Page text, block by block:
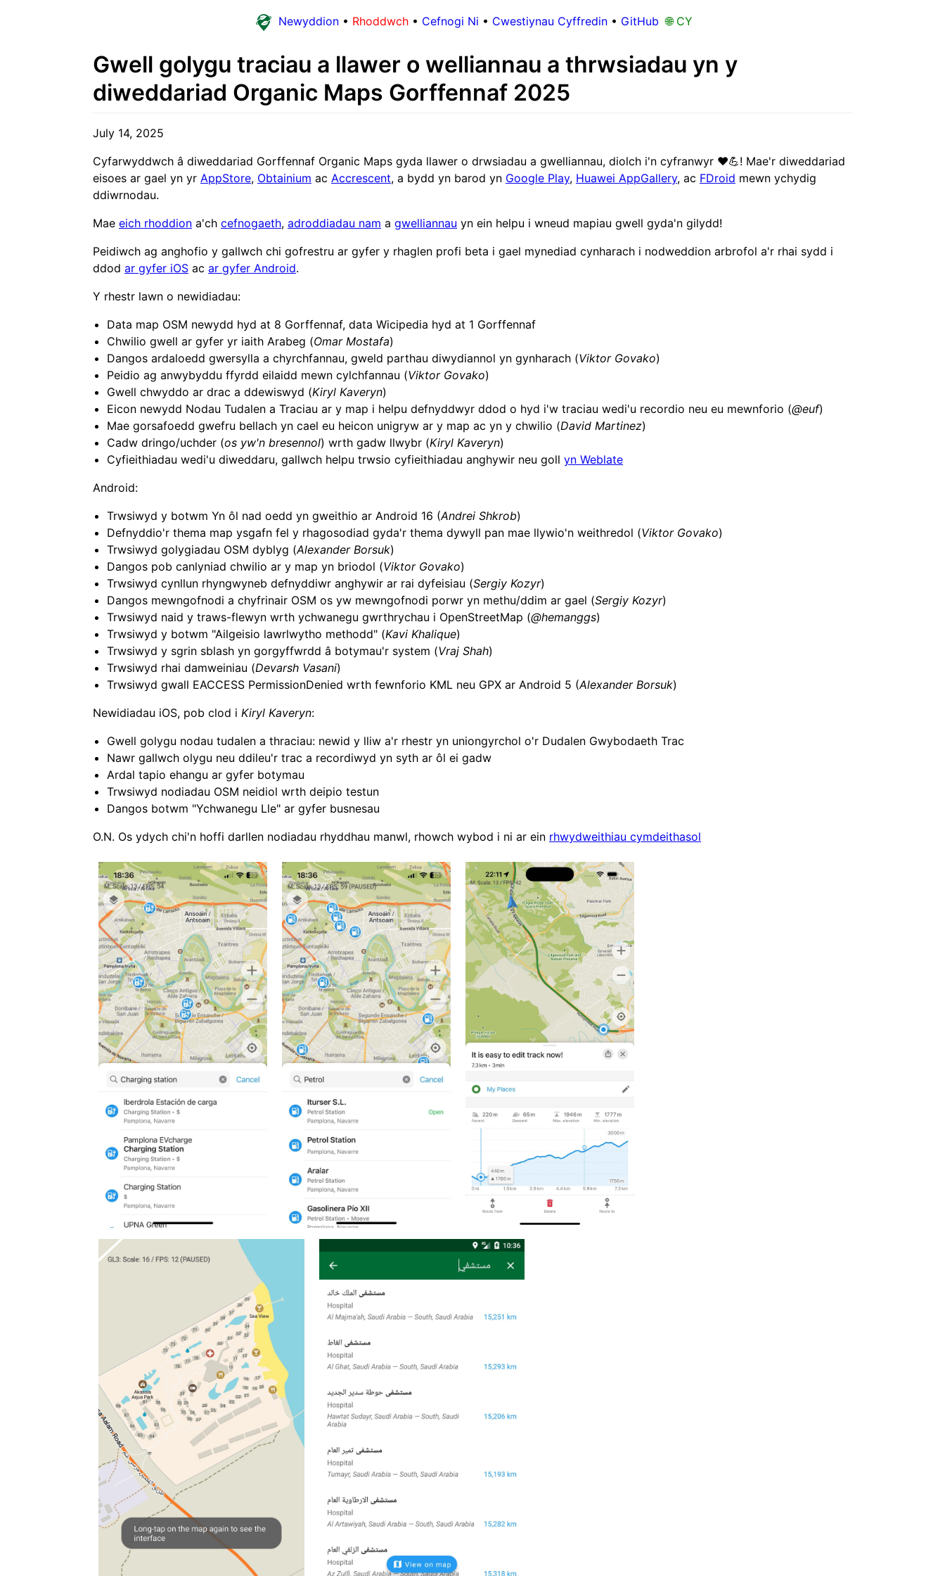
Newyddion • Rhoddwch • Cefnogi Ni • Cwestiynau Cyffredin • GitHub 🌐 CY
Gwell golygu traciau a llawer o welliannau a thrwsiadau yn y
diweddariad Organic Maps Gorffennaf 2025
July 14, 2025
Cyfarwyddwch â diweddariad Gorffennaf Organic Maps gyda llawer o drwsiadau a gwelliannau, diolch i'n cyfranwyr ❤️💪! Mae'r diweddariad
eisoes ar gael yn yr AppStore, Obtainium ac Accrescent, a bydd yn barod yn Google Play, Huawei AppGallery, ac FDroid mewn ychydig
ddiwrnodau.
Mae eich rhoddion a'ch cefnogaeth, adroddiadau nam a gwelliannau yn ein helpu i wneud mapiau gwell gyda'n gilydd!
Peidiwch ag anghofio y gallwch chi gofrestru ar gyfer y rhaglen profi beta i gael mynediad cynharach i nodweddion arbrofol a'r rhai sydd i
ddod ar gyfer iOS ac ar gyfer Android.
Y rhestr lawn o newidiadau:
Data map OSM newydd hyd at 8 Gorffennaf, data Wicipedia hyd at 1 Gorffennaf
Chwilio gwell ar gyfer yr iaith Arabeg (Omar Mostafa)
Dangos ardaloedd gwersylla a chyrchfannau, gweld parthau diwydiannol yn gynharach (Viktor Govako)
Peidio ag anwybyddu ffyrdd eilaidd mewn cylchfannau (Viktor Govako)
Gwell chwyddo ar drac a ddewiswyd (Kiryl Kaveryn)
Eicon newydd Nodau Tudalen a Traciau ar y map i helpu defnyddwyr ddod o hyd i'w traciau wedi'u recordio neu eu mewnforio (@euf)
Mae gorsafoedd gwefru bellach yn cael eu heicon unigryw ar y map ac yn y chwilio (David Martinez)
Cadw dringo/uchder (os yw'n bresennol) wrth gadw llwybr (Kiryl Kaveryn)
Cyfieithiadau wedi'u diweddaru, gallwch helpu trwsio cyfieithiadau anghywir neu goll yn Weblate
Android:
Trwsiwyd y botwm Yn ôl nad oedd yn gweithio ar Android 16 (Andrei Shkrob)
Defnyddio'r thema map ysgafn fel y rhagosodiad gyda'r thema dywyll pan mae llywio'n weithredol (Viktor Govako)
Trwsiwyd golygiadau OSM dyblyg (Alexander Borsuk)
Dangos pob canlyniad chwilio ar y map yn briodol (Viktor Govako)
Trwsiwyd cynllun rhyngwyneb defnyddiwr anghywir ar rai dyfeisiau (Sergiy Kozyr)
Dangos mewngofnodi a chyfrinair OSM os yw mewngofnodi porwr yn methu/ddim ar gael (Sergiy Kozyr)
Trwsiwyd naid y traws-flewyn wrth ychwanegu gwrthrychau i OpenStreetMap (@hemanggs)
Trwsiwyd y botwm "Ailgeisio lawrlwytho methodd" (Kavi Khalique)
Trwsiwyd y sgrin sblash yn gorgyffwrdd â botymau'r system (Vraj Shah)
Trwsiwyd rhai damweiniau (Devarsh Vasani)
Trwsiwyd gwall EACCESS PermissionDenied wrth fewnforio KML neu GPX ar Android 5 (Alexander Borsuk)
Newidiadau iOS, pob clod i Kiryl Kaveryn:
Gwell golygu nodau tudalen a thraciau: newid y lliw a'r rhestr yn uniongyrchol o'r Dudalen Gwybodaeth Trac
Nawr gallwch olygu neu ddileu'r trac a recordiwyd yn syth ar ôl ei gadw
Ardal tapio ehangu ar gyfer botymau
Trwsiwyd nodiadau OSM neidiol wrth deipio testun
Dangos botwm "Ychwanegu Lle" ar gyfer busnesau
O.N. Os ydych chi'n hoffi darllen nodiadau rhyddhau manwl, rhowch wybod i ni ar ein rhwydweithiau cymdeithasol